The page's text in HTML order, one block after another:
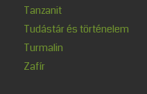
Tanzanit
Tudástár és történelem
Turmalin
Zafír